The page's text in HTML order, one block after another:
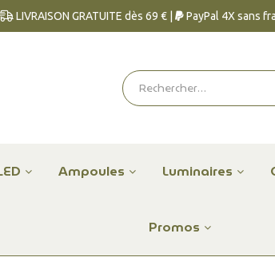
LIVRAISON GRATUITE dès 69 € | PayPal 4X sans
Ampoules Luminaires
Promos